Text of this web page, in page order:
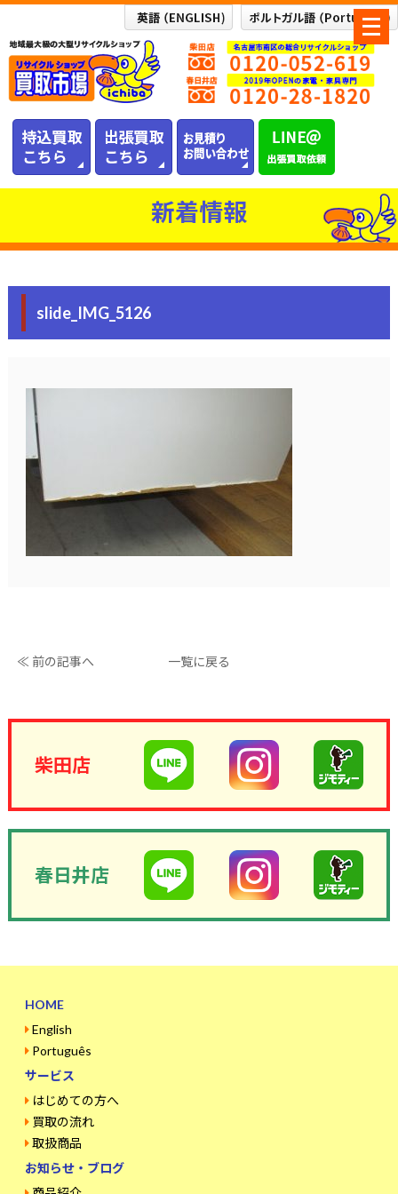
メ
ニ
ュ
ー
新着情報
slide_IMG_5126
≪ 前の記事へ 一覧に戻る
柴田店
春日井店
HOME
English
Português
サービス
はじめての方へ
買取の流れ
取扱商品
お知らせ・ブログ